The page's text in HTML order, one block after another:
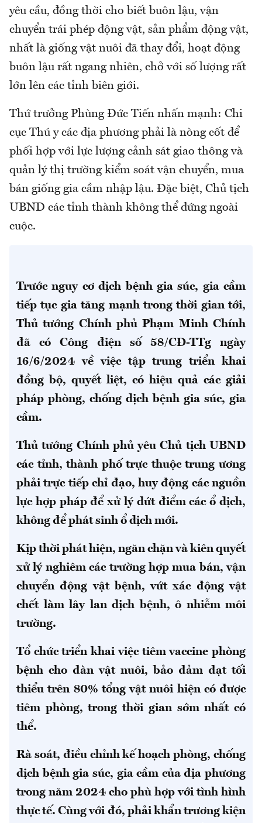
yêu cầu, đồng thời cho biết buôn lậu, vận
chuyển trái phép động vật, sản phẩm động vật,
nhất là giống vật nuôi đã thay đổi, hoạt động
buôn lậu rất ngang nhiên, chở với số lượng rất
lớn lên các tỉnh biên giới.
Thứ trưởng Phùng Đức Tiến nhấn mạnh: Chi
cục Thú y các địa phương phải là nòng cốt để
phối hợp với lực lượng cảnh sát giao thông và
quản lý thị trường kiểm soát vận chuyển, mua
bán giống gia cầm nhập lậu. Đặc biệt, Chủ tịch
UBND các tỉnh thành không thể đứng ngoài
cuộc.
Trước nguy cơ dịch bệnh gia súc, gia cầm
tiếp tục gia tăng mạnh trong thời gian tới,
Thủ tướng Chính phủ Phạm Minh Chính
đã có Công điện số 58/CĐ-TTg ngày
16/6/2024 về việc tập trung triển khai
đồng bộ, quyết liệt, có hiệu quả các giải
pháp phòng, chống dịch bệnh gia súc, gia
cầm.
Thủ tướng Chính phủ yêu Chủ tịch UBND
các tỉnh, thành phố trực thuộc trung ương
phải trực tiếp chỉ đạo, huy động các nguồn
lực hợp pháp để xử lý dứt điểm các ổ dịch,
không để phát sinh ổ dịch mới.
Kịp thời phát hiện, ngăn chặn và kiên quyết
xử lý nghiêm các trường hợp mua bán, vận
chuyển động vật bệnh, vứt xác động vật
chết làm lây lan dịch bệnh, ô nhiễm môi
trường.
Tổ chức triển khai việc tiêm vaccine phòng
bệnh cho đàn vật nuôi, bảo đảm đạt tối
thiểu trên 80% tổng vật nuôi hiện có được
tiêm phòng, trong thời gian sớm nhất có
thể.
Rà soát, điều chỉnh kế hoạch phòng, chống
dịch bệnh gia súc, gia cầm của địa phương
trong năm 2024 cho phù hợp với tình hình
thực tế. Cùng với đó, phải khẩn trương kiện